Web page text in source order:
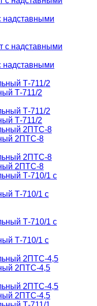
надставными
надставными
Т-711/2
Т-711/2
2ПТС-8
2ПТС-8
Т-710/1 с
Т-710/1 с
2ПТС-4,5
2ПТС-4,5